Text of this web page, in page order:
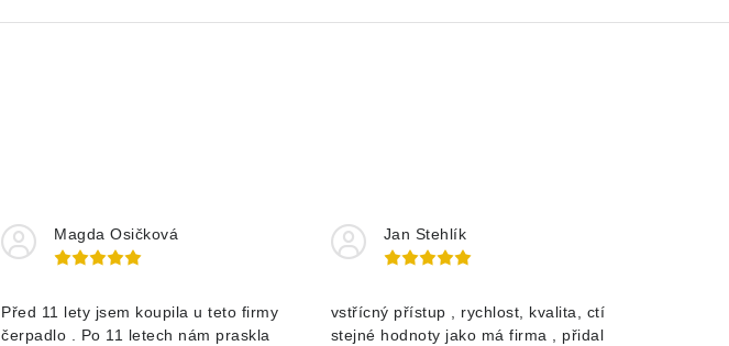
Magda Osičková
Před 11 lety jsem koupila u teto firmy
čerpadlo . Po 11 letech nám praskla
Jan Stehlík
vstřícný přístup , rychlost, kvalita, ctí
stejné hodnoty jako má firma , přidal